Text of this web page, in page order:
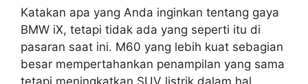
Katakan apa yang Anda inginkan tentang gaya
BMW iX, tetapi tidak ada yang seperti itu di
pasaran saat ini. M60 yang lebih kuat sebagian
besar mempertahankan penampilan yang sama
tetapi meningkatkan SUV listrik dalam hal